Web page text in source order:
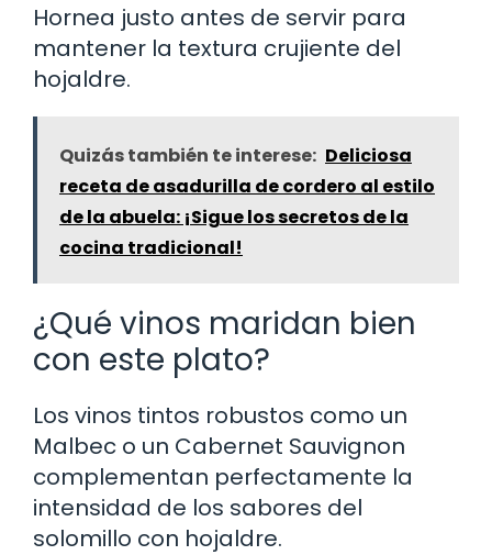
Hornea justo antes de servir para
mantener la textura crujiente del
hojaldre.
Quizás también te interese: Deliciosa
receta de asadurilla de cordero al estilo
de la abuela: ¡Sigue los secretos de la
cocina tradicional!
¿Qué vinos maridan bien
con este plato?
Los vinos tintos robustos como un
Malbec o un Cabernet Sauvignon
complementan perfectamente la
intensidad de los sabores del
solomillo con hojaldre.